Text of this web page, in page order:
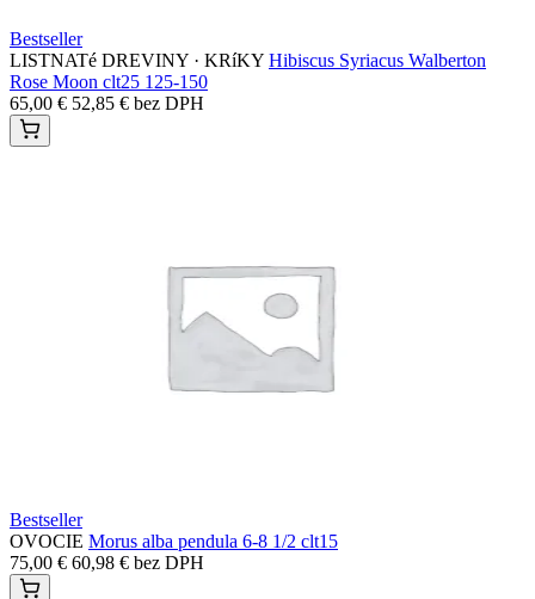
Bestseller
LISTNATé DREVINY · KRíKY Hibiscus Syriacus Walberton
Rose Moon clt25 125-150
65,00 € 52,85 € bez DPH
Bestseller
OVOCIE Morus alba pendula 6-8 1/2 clt15
75,00 € 60,98 € bez DPH